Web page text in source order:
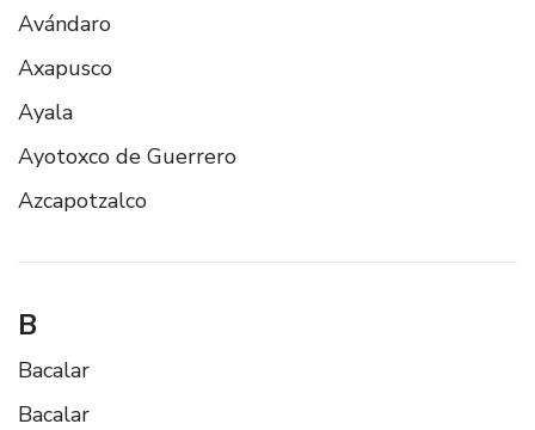
Avándaro
Axapusco
Ayala
Ayotoxco de Guerrero
Azcapotzalco
B
Bacalar
Bacalar